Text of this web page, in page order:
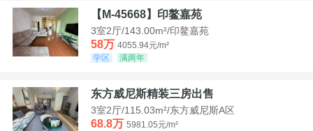
【M-45668】印鳌嘉苑
3室2厅/143.00m²/印鳌嘉苑
58万 4055.94元/m²
学区
满两年
东方威尼斯精装三房出售
3室2厅/115.03m²/东方威尼斯A区
68.8万 5981.05元/m²